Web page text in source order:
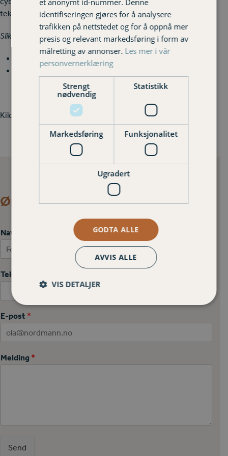
tekster, bilder og videoer.
Slik beskytter du deg:
Tenk på konteksten, gir det du opplever mening?
Ikke klikk på noe du får tilsendt hvis du ikke er sikker.
Kilde: Frende Forsikring, Frendeundersøkelsen
Ønsker du at vi kontakter deg?
Navn
Last
Telefonnummer
E-post *
Melding *
Send
et anonymt id-nummer. Denne
identifiseringen gjøres for å analysere
trafikken på nettstedet og for å oppnå mer
presis og relevant markedsføring i form av
målretting av annonser. Les mer i vår
personvernerklæring
Strengt
nødvendig
Statistikk
Markedsføring Funksjonalitet
Ugradert
GODTA ALLE
AVVIS ALLE
VIS DETALJER